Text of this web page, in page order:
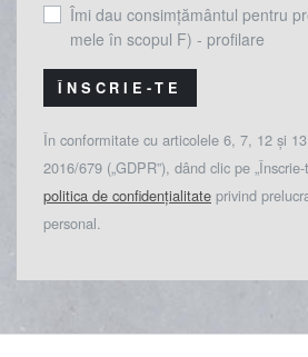
Îmi dau consimțământul pentru
mele în scopul F) - profilare
ÎNSCRIE-TE
În conformitate cu articolele 6, 7, 12 și
2016/679 („GDPR”), dând clic pe
politica de confidențialitate privind
personal.